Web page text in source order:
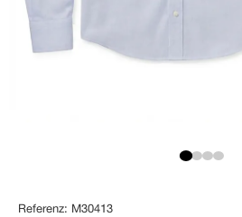
Referenz: M30413